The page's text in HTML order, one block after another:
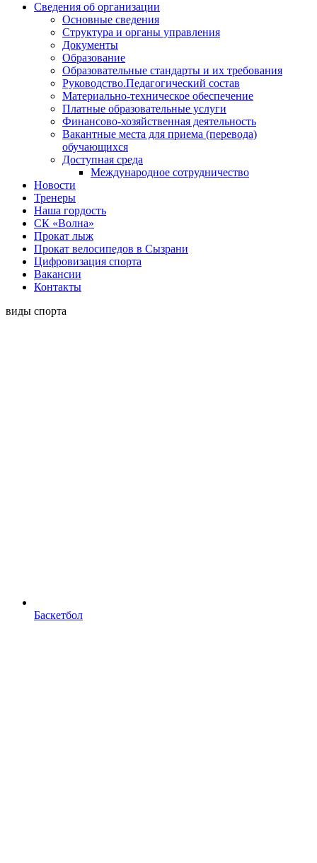
Сведения об организации
Основные сведения
Структура и органы управления
Документы
Образование
Образовательные стандарты и их требования
Руководство.Педагогический состав
Материально-техническое обеспечение
Платные образовательные услуги
Финансово-хозяйственная деятельность
Вакантные места для приема (перевода)
обучающихся
Доступная среда
Международное сотрудничество
Новости
Тренеры
Наша гордость
СК «Волна»
Прокат лыж
Прокат велосипедов в Сызрани
Цифровизация спорта
Вакансии
Контакты
виды спорта
Баскетбол